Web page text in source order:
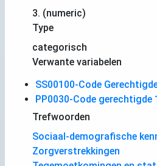
3. (numeric)
Type
categorisch
Verwante variabelen
SS00100-Code
PP0030-Code gerechtigde
Trefwoorden
Sociaal-demografische
Zorgverstrekkingen